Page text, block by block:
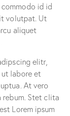
id id
volutpat. Ut
aliquet
elitr,
labore et
At vero
rebum. Stet clita
Lorem ipsum